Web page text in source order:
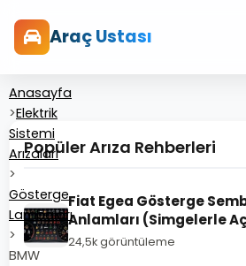
Araç Ustası
Anasayfa
>Elektrik
Sistemi
Arızaları
>
Gösterge
Lambaları
>
BMW
Popüler Arıza Rehberleri
Fiat Egea Gösterge
Anlamları (Simgelerle
24,5k görüntüleme